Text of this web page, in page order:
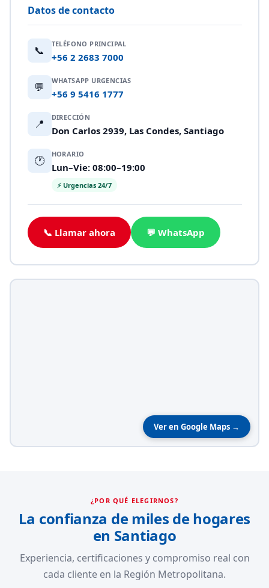
Datos de contacto
📞 TELÉFONO PRINCIPAL
+56 2 2683 7000
💬 WHATSAPP URGENCIAS
+56 9 5416 1777
📍 DIRECCIÓN
Don Carlos 2939, Las Condes, Santiago
🕐 HORARIO
Lun–Vie: 08:00–19:00
⚡ Urgencias 24/7
📞 Llamar ahora 💬 WhatsApp
Ver en Google Maps →
¿POR QUÉ ELEGIRNOS?
La confianza de miles de hogares
en Santiago
Experiencia, certificaciones y compromiso real con
cada cliente en la Región Metropolitana.